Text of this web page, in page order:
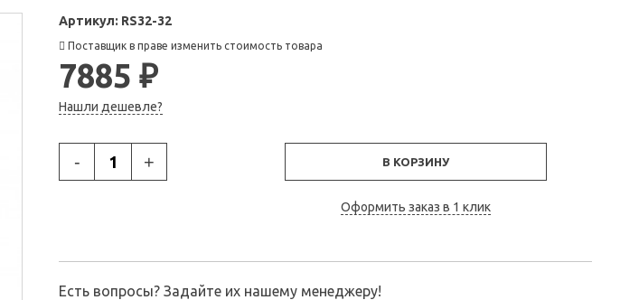
Артикул: RS32-32
Поставщик в праве изменить стоимость товара
7885 ₽
Нашли дешевле?
- + В КОРЗИНУ
Оформить заказ в 1 клик
Есть вопросы? Задайте их нашему менеджеру!